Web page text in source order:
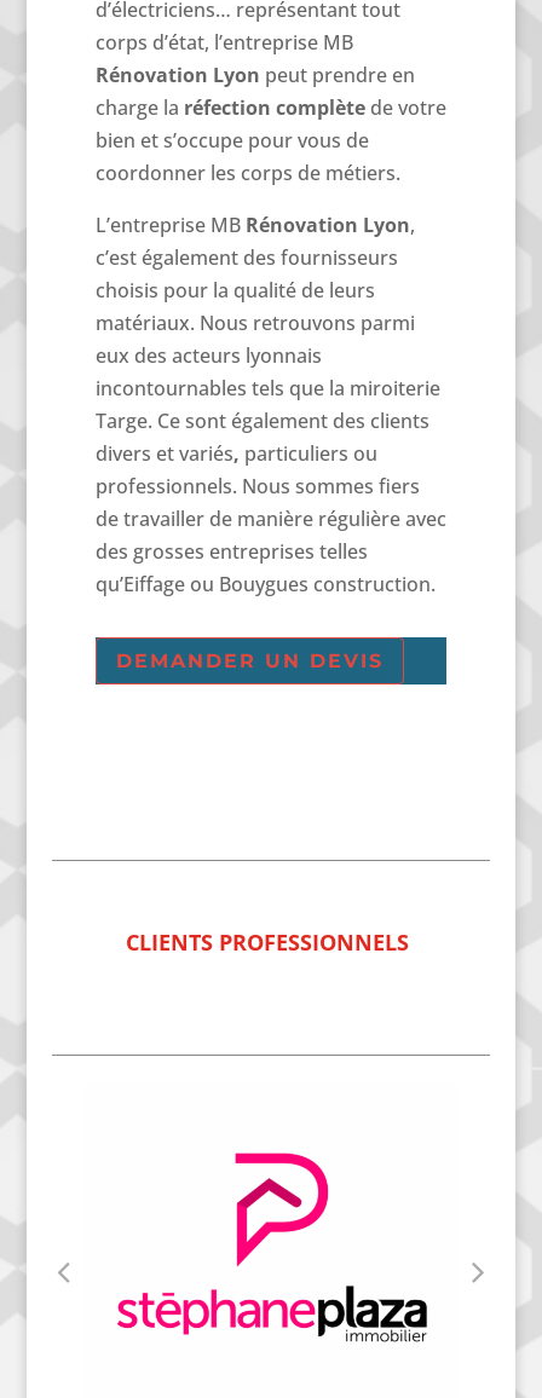
d’électriciens… représentant tout
corps d’état, l’entreprise MB
Rénovation Lyon peut prendre en
charge la réfection complètede votre
bien et s’occupe pour vous de
coordonner les corps de métiers.
L’entreprise MB Rénovation Lyon,
c’est également des fournisseurs
choisis pour la qualité de leurs
matériaux. Nous retrouvons parmi
eux des acteurs lyonnais
incontournables tels que la miroiterie
Targe. Ce sont également des clients
divers et variés, particuliers ou
professionnels. Nous sommes fiers
de travailler de manière régulière avec
des grosses entreprises telles
qu’Eiffage ou Bouygues construction.
DEMANDER UN DEVIS
CLIENTS PROFESSIONNELS